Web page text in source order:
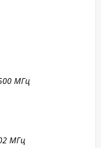
МГц
МГц